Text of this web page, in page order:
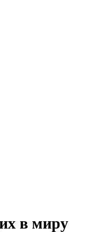
в миру